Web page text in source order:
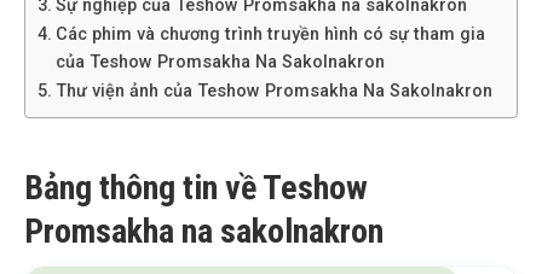
Sự nghiệp của Teshow Promsakha na sakolnakron
Các phim và chương trình truyền hình có sự tham gia
của Teshow Promsakha Na Sakolnakron
Thư viện ảnh của Teshow Promsakha Na Sakolnakron
Bảng thông tin về Teshow
Promsakha na sakolnakron